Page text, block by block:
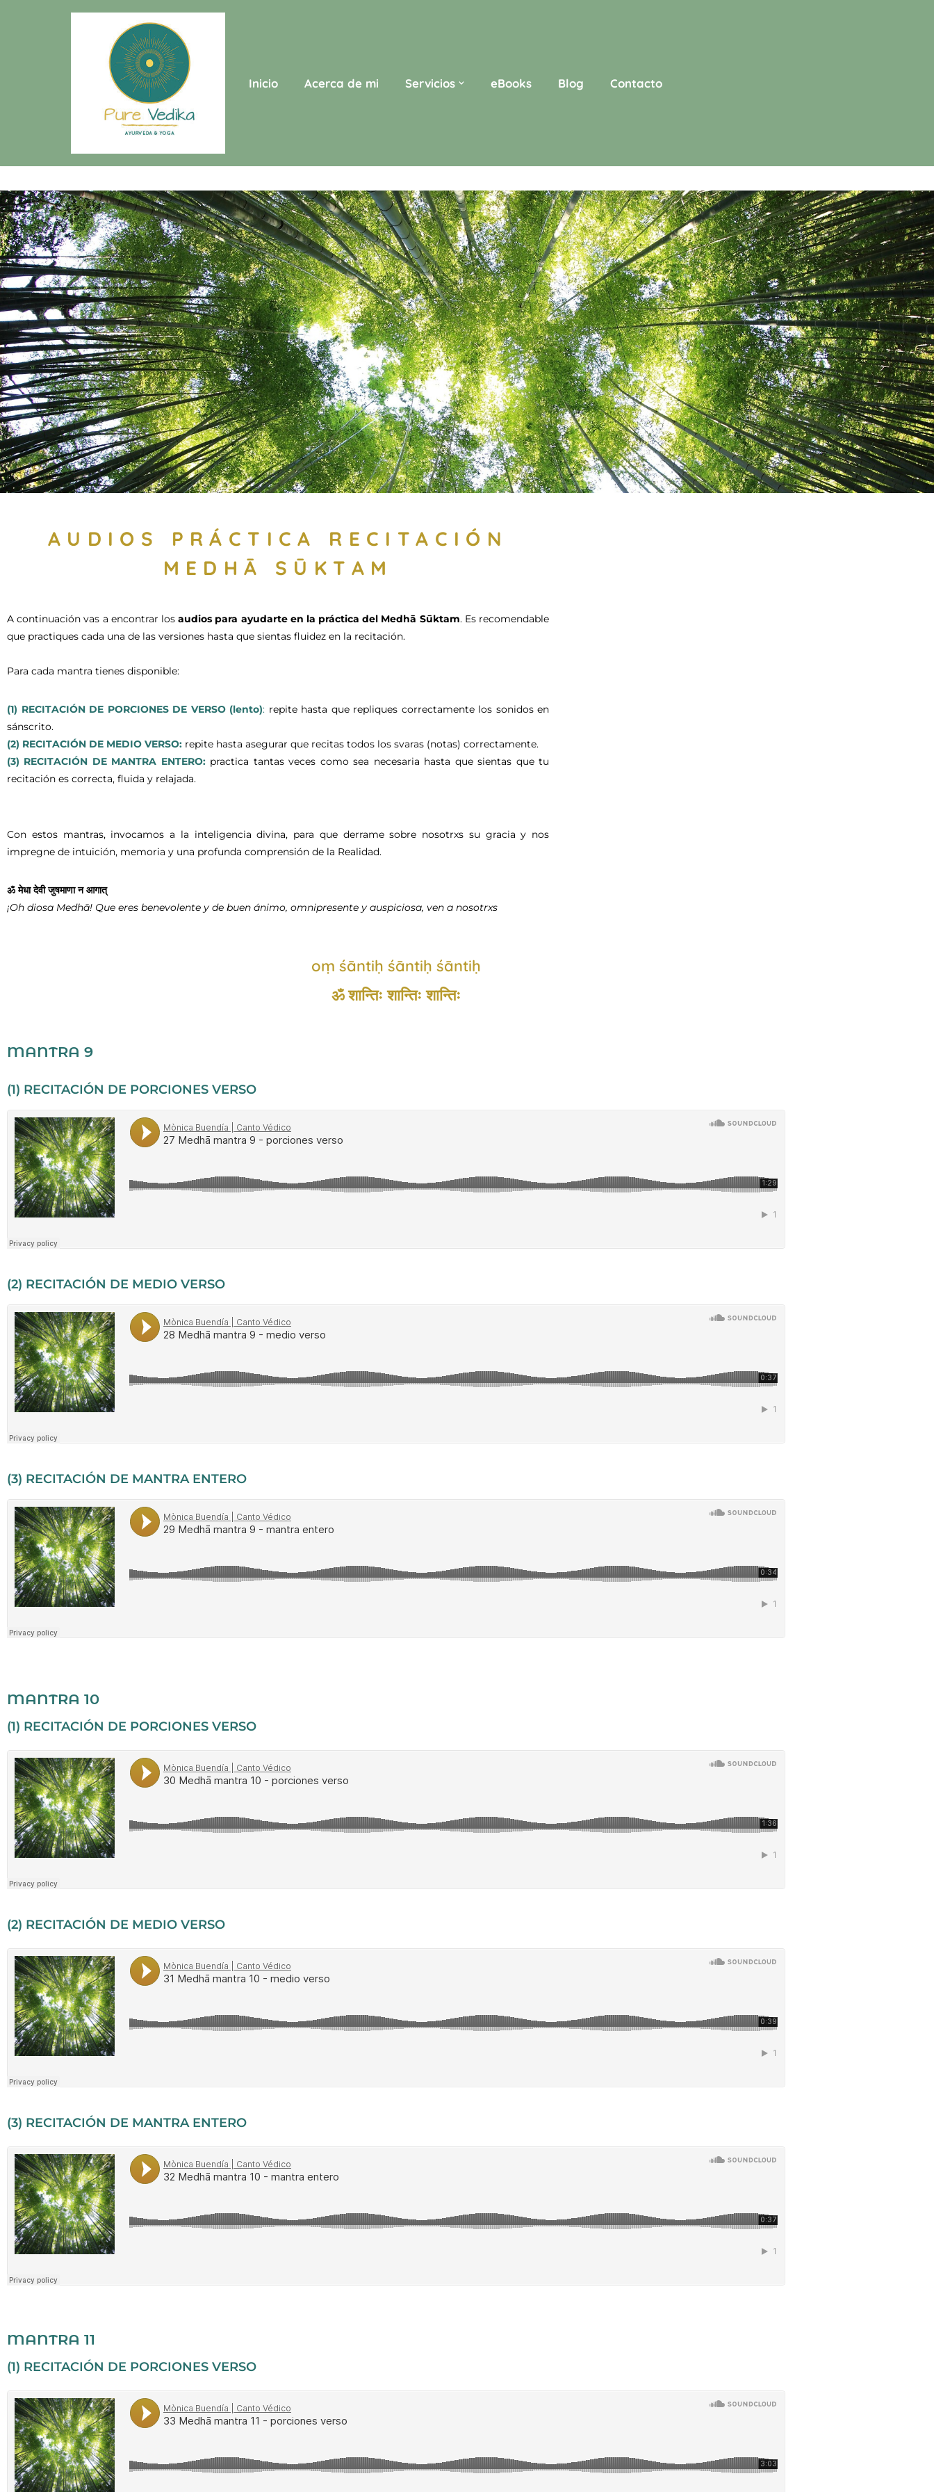
Inicio Acerca de mi Servicios eBooks Blog Contacto
AUDIOS PRÁCTICA RECITACIÓN
MEDHĀ SŪKTAM
A continuación vas a encontrar losaudios para ayudarte en la práctica del Medhā Sūktam. Es recomendable
que practiques cada una de las versiones hasta que sientas fluidez en la recitación.
Para cada mantra tienes disponible:
(1) RECITACIÓN DE PORCIONES DE VERSO (lento): repite hasta que repliques correctamente los sonidos en
sánscrito.
(2) RECITACIÓN DE MEDIO VERSO: repite hasta asegurar que recitas todos los svaras (notas) correctamente.
(3) RECITACIÓN DE MANTRA ENTERO:practica tantas veces como sea necesaria hasta que sientas que tu
recitación es correcta, fluida y relajada.
Con estos mantras, invocamos a la inteligencia divina, para que derrame sobre nosotrxs su gracia y nos
impregne de intuición, memoria y una profunda comprensión de la Realidad.
ॐ मेधा देवी जुषमाणा न आगात्
¡Oh diosa Medhā! Que eres benevolente y de buen ánimo, omnipresente y auspiciosa, ven a nosotrxs
oṃ śāntiḥ śāntiḥ śāntiḥ
ॐ शान्तिः शान्तिः शान्तिः
MANTRA 9
(1) RECITACIÓN DE PORCIONES VERSO
(2) RECITACIÓN DE MEDIO VERSO
(3) RECITACIÓN DE MANTRA ENTERO
MANTRA 10
(1) RECITACIÓN DE PORCIONES VERSO
(2) RECITACIÓN DE MEDIO VERSO
(3) RECITACIÓN DE MANTRA ENTERO
MANTRA 11
(1) RECITACIÓN DE PORCIONES VERSO